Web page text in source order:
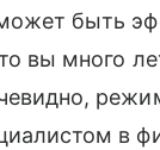
быть
вы много
в